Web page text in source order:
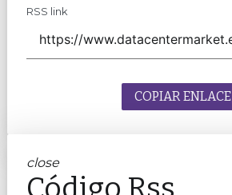
RSS link
COPIAR ENLACE
close